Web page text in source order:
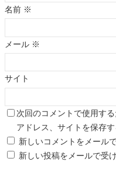
名前 ※
メール ※
サイト
次回のコメントで使用す
アドレス、サイトを保存す
新しいコメントをメール
新しい投稿をメールで受